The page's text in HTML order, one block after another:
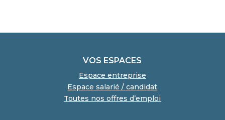
VOS ESPACES
Espace entreprise
Espace salarié / candidat
Toutes nos offres d’emploi